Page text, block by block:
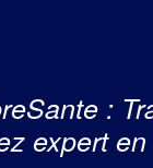
:
expert